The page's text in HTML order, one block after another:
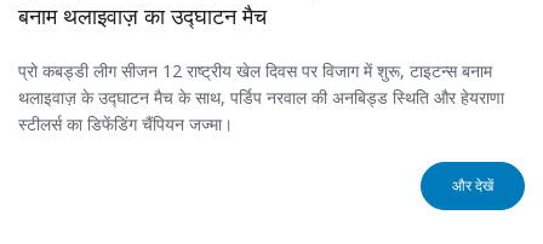
बनाम थलाइवाज़ का उद्घाटन मैच
प्रो कबड्डी लीग सीजन 12 राष्ट्रीय खेल दिवस पर विजाग में शुरू, टाइटन्स बनाम
थलाइवाज़ के उद्घाटन मैच के साथ, पर्डिप नरवाल की अनबिड्ड स्थिति और हेयराणा
स्टीलर्स का डिफेंडिंग चैंपियन जज्मा।
और देखें